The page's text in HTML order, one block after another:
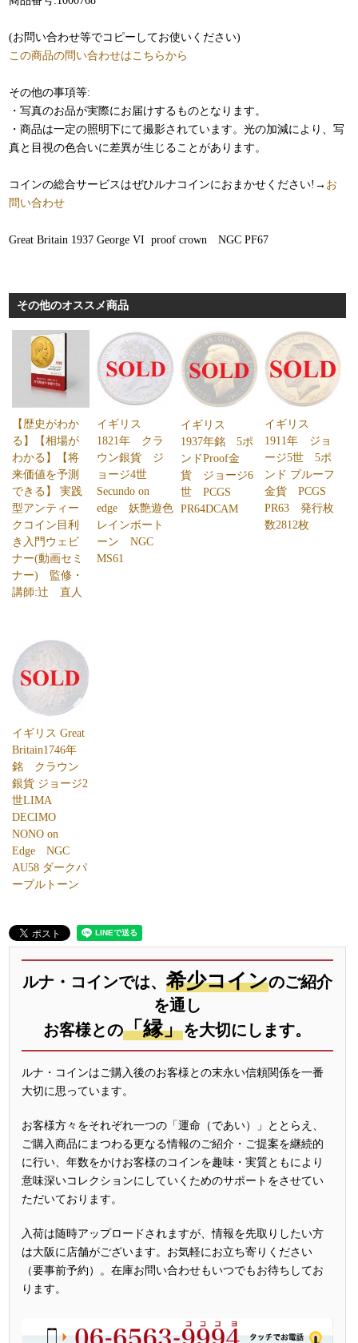
(お問い合わせ等でコピーしてお使いください)
この商品の問い合わせはこちらから
その他の事項等:
・写真のお品が実際にお届けするものとなります。
・商品は一定の照明下にて撮影されています。光の加減により、写
真と目視の色合いに差異が生じることがあります。
コインの総合サービスはぜひルナコインにおまかせください!→ お
問い合わせ
Great Britain 1937 George VI proof crown NGC PF67
その他のオススメ商品
【歴史がわか
る】【相場が
わかる】【将
来価値を予測
できる】 実践
型アンティー
クコイン目利
き入門ウェビ
ナー(動画セミ
ナー) 監修・
講師:辻 直人
イギリス
1821年 クラ
ウン銀貨 ジ
ョージ4世
Secundo on
edge 妖艶遊色
レインボート
ーン NGC
MS61
イギリス
1937年銘 5ポ
ンドProof金
貨 ジョージ6
世 PCGS
PR64DCAM
イギリス
1911年 ジョ
ージ5世 5ポ
ンド プルーフ
金貨 PCGS
PR63 発行枚
数2812枚
イギリス Great
Britain1746年
銘 クラウン
銀貨 ジョージ2
世LIMA
DECIMO
NONO on
Edge NGC
AU58 ダークパ
ープルトーン
ルナ・コインでは、 希少コインのご紹介
を通し
お客様との「縁」を大切にします。
ルナ・コインはご購入後のお客様との末永い信頼関係を一番
大切に思っています。
お客様方々をそれぞれ一つの「運命（であい）」ととらえ、
ご購入商品にまつわる更なる情報のご紹介・ご提案を継続的
に行い、年数をかけお客様のコインを趣味・実質ともにより
意味深いコレクションにしていくためのサポートをさせてい
ただいております。
入荷は随時アップロードされますが、情報を先取りしたい方
は大阪に店舗がございます。お気軽にお立ち寄りください
（要事前予約）。在庫お問い合わせもいつでもお待ちしてお
ります。